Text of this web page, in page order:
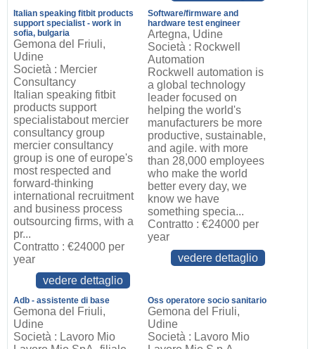
Italian speaking fitbit products
support specialist - work in
sofia, bulgaria
Gemona del Friuli,
Udine
Società : Mercier
Consultancy
Italian speaking fitbit
products support
specialistabout mercier
consultancy group
mercier consultancy
group is one of europe's
most respected and
forward-thinking
international recruitment
and business process
outsourcing firms, with a
pr...
Contratto : €24000 per
year
vedere dettaglio
Software/firmware and
hardware test engineer
Artegna, Udine
Società : Rockwell
Automation
Rockwell automation is
a global technology
leader focused on
helping the world's
manufacturers be more
productive, sustainable,
and agile. with more
than 28,000 employees
who make the world
better every day, we
know we have
something specia...
Contratto : €24000 per
year
vedere dettaglio
Adb - assistente di base
Gemona del Friuli,
Udine
Società : Lavoro Mio
Oss operatore socio sanitario
Gemona del Friuli,
Udine
Società : Lavoro Mio